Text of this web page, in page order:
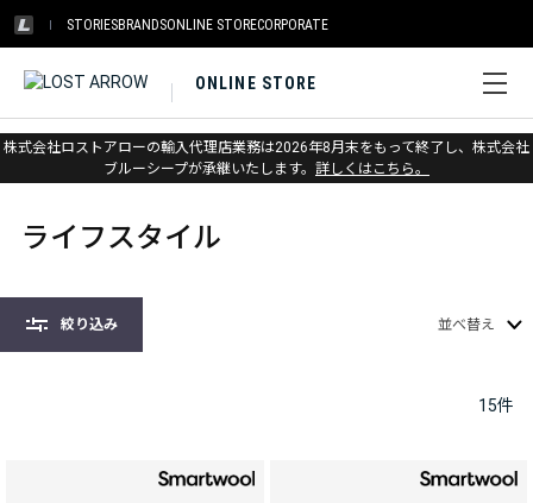
STORIESBRANDSONLINE STORECORPORATE
ONLINE STORE
株式会社ロストアローの輸入代理店業務は2026年8月末をもって終了し、株式会社
ブルーシープが承継いたします。 詳しくはこちら。
ホーム > ソックス > ライフスタイル
ライフスタイル
絞り込み 並べ替え
15件